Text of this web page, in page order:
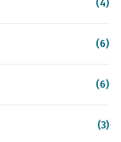
(4)
(6)
(6)
(3)